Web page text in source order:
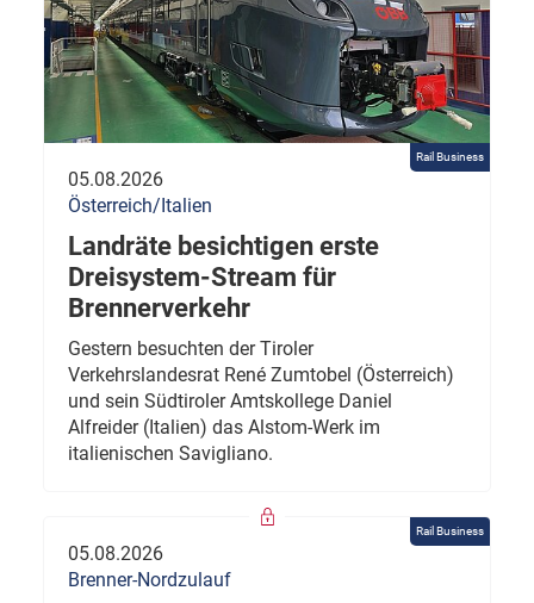
Rail Business
05.08.2026
Österreich/Italien
Landräte besichtigen erste
Dreisystem-Stream für
Brennerverkehr
Gestern besuchten der Tiroler
Verkehrslandesrat René Zumtobel (Österreich)
und sein Südtiroler Amtskollege Daniel
Alfreider (Italien) das Alstom-Werk im
italienischen Savigliano.
Rail Business
05.08.2026
Brenner-Nordzulauf